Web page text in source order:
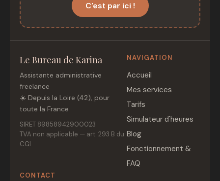
C'est par ici !
Le Bureau de Karina
Assistante administrative
freelance
☀️ Depuis la Loire (42), pour
toute la France
SIRET 89858942900023
TVA non applicable — art. 293 B du
CGI
NAVIGATION
Accueil
Mes services
Tarifs
Simulateur d'heures
Blog
Fonctionnement &
FAQ
CONTACT